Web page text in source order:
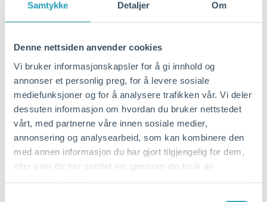
Samtykke Detaljer Om
Denne nettsiden anvender cookies
Vi bruker informasjonskapsler for å gi innhold og
annonser et personlig preg, for å levere sosiale
mediefunksjoner og for å analysere trafikken vår. Vi deler
dessuten informasjon om hvordan du bruker nettstedet
vårt, med partnerne våre innen sosiale medier,
annonsering og analysearbeid, som kan kombinere den
med annen informasjon du har gjort tilgjengelig for dem,
eller som de har samlet inn gjennom din bruk av
tjenestene deres.